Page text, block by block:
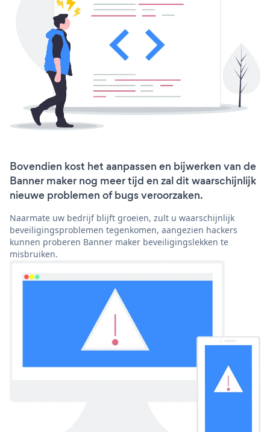
Bovendien kost het aanpassen en bijwerken van de
Banner maker nog meer tijd en zal dit waarschijnlijk
nieuwe problemen of bugs veroorzaken.
Naarmate uw bedrijf blijft groeien, zult u waarschijnlijk
beveiligingsproblemen tegenkomen, aangezien hackers
kunnen proberen Banner maker beveiligingslekken te
misbruiken.